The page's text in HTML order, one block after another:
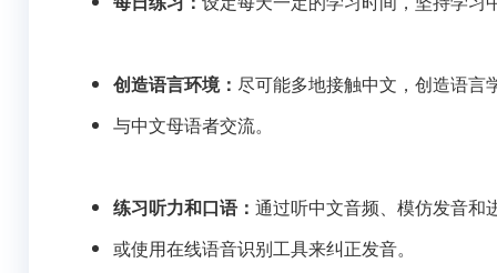
创造语言环境： 尽可能多地接触中文，创造语言
与中文母语者交流。
练习听力和口语： 通过听中文音频、模仿发音和
或使用在线语音识别工具来纠正发音。